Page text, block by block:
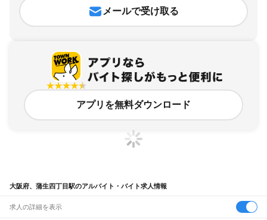
メールで受け取る
アプリを無料ダウンロード
大阪府、蒲生四丁目駅のアルバイト・バイト求人情報
求人の詳細を表示